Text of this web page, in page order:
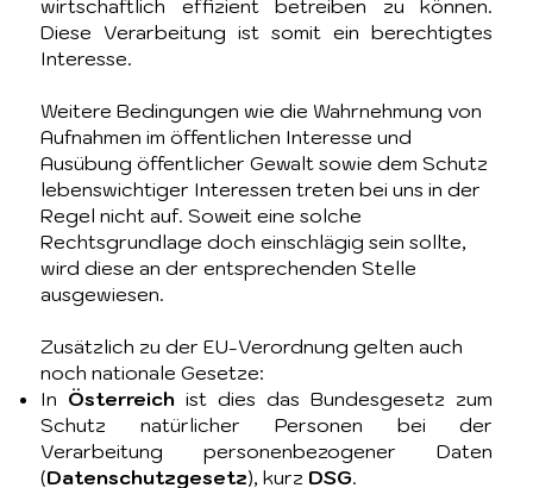
wirtschaftlich effizient betreiben zu können.
Diese Verarbeitung ist somit ein berechtigtes
Interesse.
Weitere Bedingungen wie die Wahrnehmung von
Aufnahmen im öffentlichen Interesse und
Ausübung öffentlicher Gewalt sowie dem Schutz
lebenswichtiger Interessen treten bei uns in der
Regel nicht auf. Soweit eine solche
Rechtsgrundlage doch einschlägig sein sollte,
wird diese an der entsprechenden Stelle
ausgewiesen.
Zusätzlich zu der EU-Verordnung gelten auch
noch nationale Gesetze:
In Österreichist dies das Bundesgesetz zum
Schutz natürlicher Personen bei der
Verarbeitung personenbezogener Daten
(Datenschutzgesetz), kurz DSG.